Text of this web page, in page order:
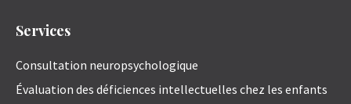
Services
Consultation neuropsychologique
Évaluation des déficiences intellectuelles chez les enfants